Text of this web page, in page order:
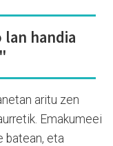
handia
aritu zen
Emakumeei
batean, eta